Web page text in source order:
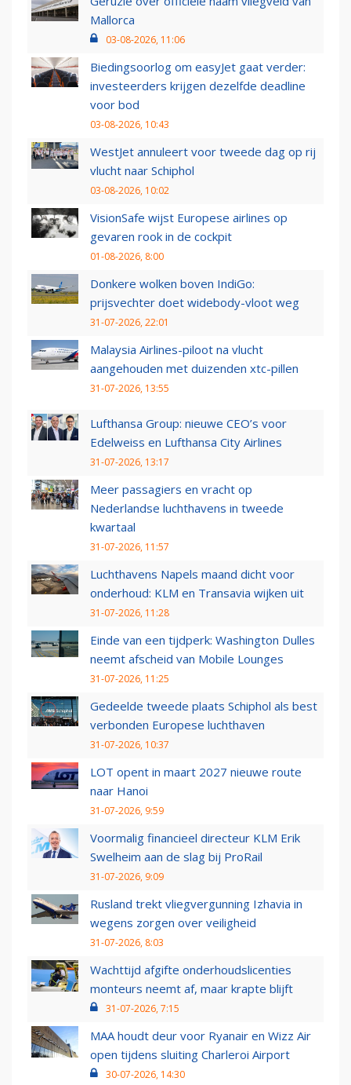
Mallorca
03-08-2026, 11:06
Biedingsoorlog om easyJet gaat verder:
investeerders krijgen dezelfde deadline
voor bod
03-08-2026, 10:43
WestJet annuleert voor tweede dag op rij
vlucht naar Schiphol
03-08-2026, 10:02
VisionSafe wijst Europese airlines op
gevaren rook in de cockpit
01-08-2026, 8:00
Donkere wolken boven IndiGo:
prijsvechter doet widebody-vloot weg
31-07-2026, 22:01
Malaysia Airlines-piloot na vlucht
aangehouden met duizenden xtc-pillen
31-07-2026, 13:55
Lufthansa Group: nieuwe CEO’s voor
Edelweiss en Lufthansa City Airlines
31-07-2026, 13:17
Meer passagiers en vracht op
Nederlandse luchthavens in tweede
kwartaal
31-07-2026, 11:57
Luchthavens Napels maand dicht voor
onderhoud: KLM en Transavia wijken uit
31-07-2026, 11:28
Einde van een tijdperk: Washington Dulles
neemt afscheid van Mobile Lounges
31-07-2026, 11:25
Gedeelde tweede plaats Schiphol als best
verbonden Europese luchthaven
31-07-2026, 10:37
LOT opent in maart 2027 nieuwe route
naar Hanoi
31-07-2026, 9:59
Voormalig financieel directeur KLM Erik
Swelheim aan de slag bij ProRail
31-07-2026, 9:09
Rusland trekt vliegvergunning Izhavia in
wegens zorgen over veiligheid
31-07-2026, 8:03
Wachttijd afgifte onderhoudslicenties
monteurs neemt af, maar krapte blijft
31-07-2026, 7:15
MAA houdt deur voor Ryanair en Wizz Air
open tijdens sluiting Charleroi Airport
30-07-2026, 14:30